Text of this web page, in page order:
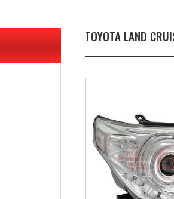
TOYOTA LAND